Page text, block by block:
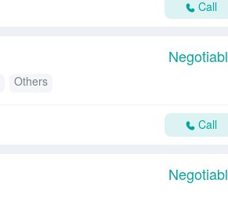
Call
Others
Call